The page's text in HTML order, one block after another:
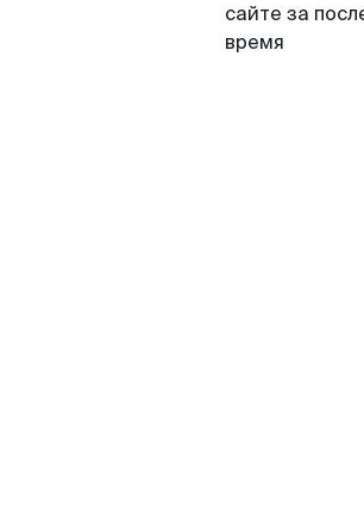
сайте за
время